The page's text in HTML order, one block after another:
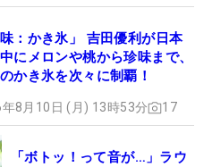
味：かき氷」 吉田優利が日本
にメロンや桃から珍味まで、
かき氷を次々に制覇！
8月10日 (月) 13時53分 17
「ボトッ！って音が…」ラウ